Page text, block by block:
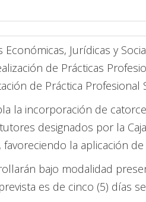
Económicas, Jurídicas y
de Prácticas
de Práctica
la incorporación de
designados por la
la aplicación
bajo modalidad
es de cinco (5) días